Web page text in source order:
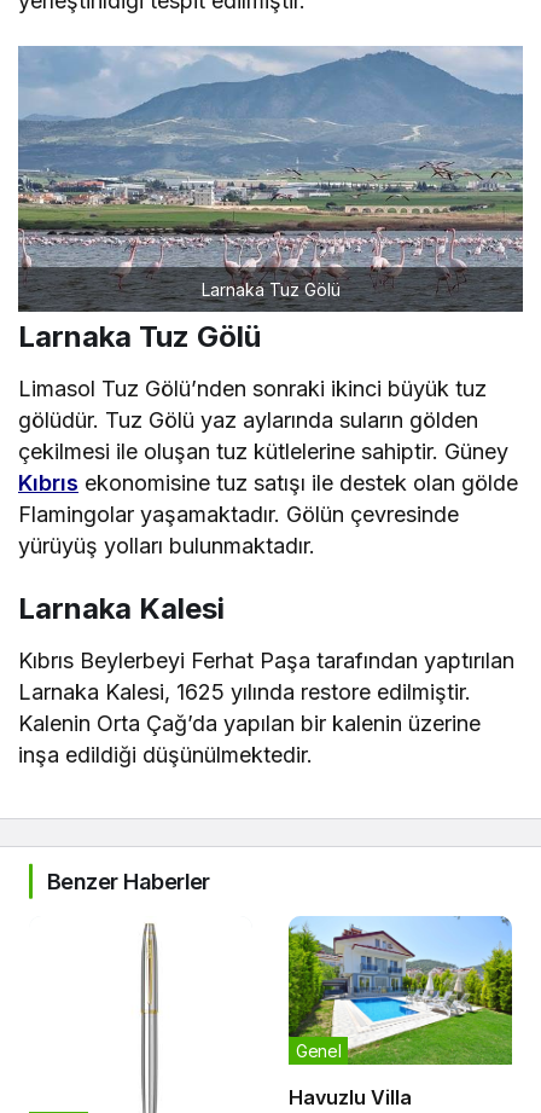
Larnaka Tuz Gölü
Larnaka Tuz Gölü
Limasol Tuz Gölü’nden sonraki ikinci büyük tuz
gölüdür. Tuz Gölü yaz aylarında suların gölden
çekilmesi ile oluşan tuz kütlelerine sahiptir. Güney
Kıbrıs ekonomisine tuz satışı ile destek olan gölde
Flamingolar yaşamaktadır. Gölün çevresinde
yürüyüş yolları bulunmaktadır.
Larnaka Kalesi
Kıbrıs Beylerbeyi Ferhat Paşa tarafından yaptırılan
Larnaka Kalesi, 1625 yılında restore edilmiştir.
Kalenin Orta Çağ’da yapılan bir kalenin üzerine
inşa edildiği düşünülmektedir.
Benzer Haberler
Havuzlu Villa
Genel